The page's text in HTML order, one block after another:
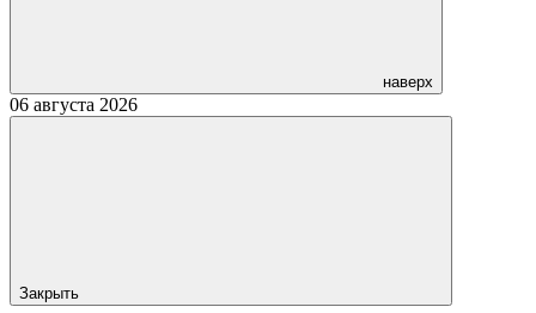
наверх
06 августа 2026
Закрыть